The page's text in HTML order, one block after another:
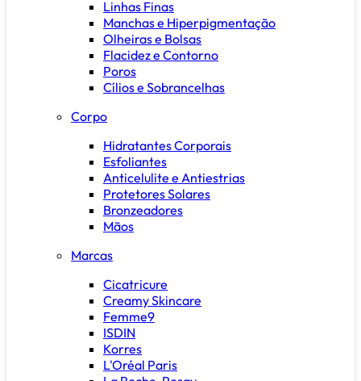
Linhas Finas
Manchas e Hiperpigmentação
Olheiras e Bolsas
Flacidez e Contorno
Poros
Cílios e Sobrancelhas
Corpo
Hidratantes Corporais
Esfoliantes
Anticelulite e Antiestrias
Protetores Solares
Bronzeadores
Mãos
Marcas
Cicatricure
Creamy Skincare
Femme9
ISDIN
Korres
L'Oréal Paris